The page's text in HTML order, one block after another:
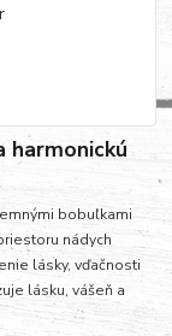
harmonickú
bobuľkami
nádych
lásky, vďačnosti
lásku, vášeň a